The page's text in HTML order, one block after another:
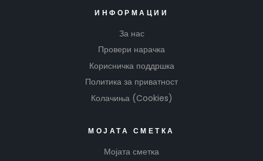
ИНФОРМАЦИИ
За нас
Провери нарачка
Корисничка поддршка
Политика за приватност
Колачиња (Cookies)
МОЈАТА СМЕТКА
Мојата сметка